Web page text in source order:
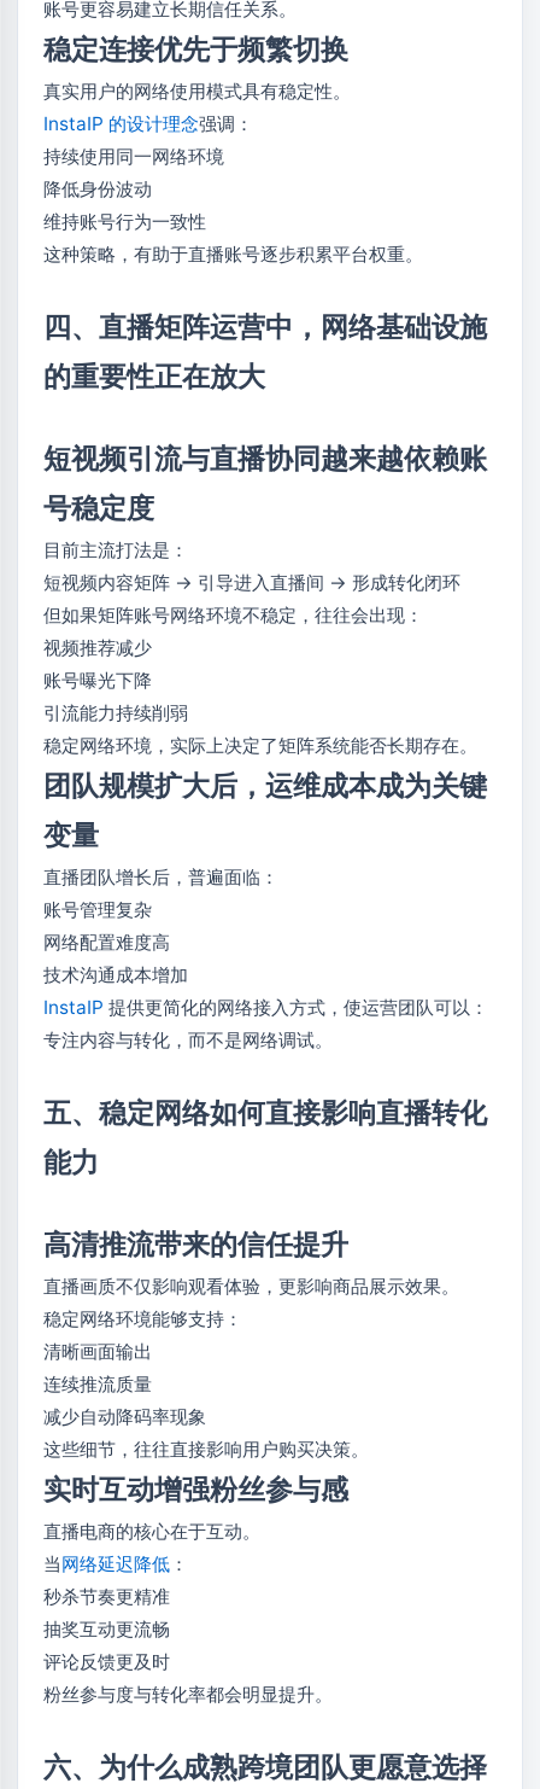
账号更容易建立长期信任关系。
稳定连接优先于频繁切换
真实用户的网络使用模式具有稳定性。
InstaIP 的设计理念强调：
持续使用同一网络环境
降低身份波动
维持账号行为一致性
这种策略，有助于直播账号逐步积累平台权重。
四、直播矩阵运营中，网络基础设施
的重要性正在放大
短视频引流与直播协同越来越依赖账
号稳定度
目前主流打法是：
短视频内容矩阵 → 引导进入直播间 → 形成转化闭环
但如果矩阵账号网络环境不稳定，往往会出现：
视频推荐减少
账号曝光下降
引流能力持续削弱
稳定网络环境，实际上决定了矩阵系统能否长期存在。
团队规模扩大后，运维成本成为关键
变量
直播团队增长后，普遍面临：
账号管理复杂
网络配置难度高
技术沟通成本增加
InstaIP 提供更简化的网络接入方式，使运营团队可以：
专注内容与转化，而不是网络调试。
五、稳定网络如何直接影响直播转化
能力
高清推流带来的信任提升
直播画质不仅影响观看体验，更影响商品展示效果。
稳定网络环境能够支持：
清晰画面输出
连续推流质量
减少自动降码率现象
这些细节，往往直接影响用户购买决策。
实时互动增强粉丝参与感
直播电商的核心在于互动。
当网络延迟降低 ：
秒杀节奏更精准
抽奖互动更流畅
评论反馈更及时
粉丝参与度与转化率都会明显提升。
六、为什么成熟跨境团队更愿意选择